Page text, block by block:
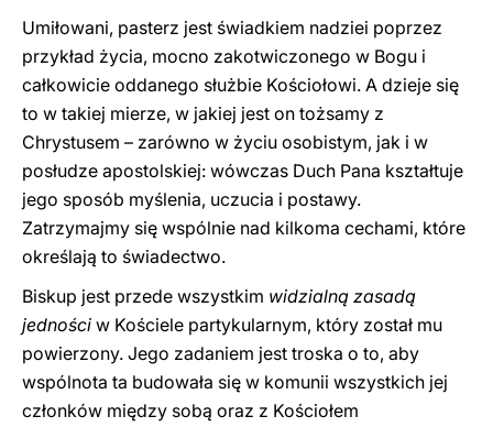
Umiłowani, pasterz jest świadkiem nadziei poprzez
przykład życia, mocno zakotwiczonego w Bogu i
całkowicie oddanego służbie Kościołowi. A dzieje się
to w takiej mierze, w jakiej jest on tożsamy z
Chrystusem – zarówno w życiu osobistym, jak i w
posłudze apostolskiej: wówczas Duch Pana kształtuje
jego sposób myślenia, uczucia i postawy.
Zatrzymajmy się wspólnie nad kilkoma cechami, które
określają to świadectwo.
Biskup jest przede wszystkim widzialną zasadą
jedności w Kościele partykularnym, który został mu
powierzony. Jego zadaniem jest troska o to, aby
wspólnota ta budowała się w komunii wszystkich jej
członków między sobą oraz z Kościołem